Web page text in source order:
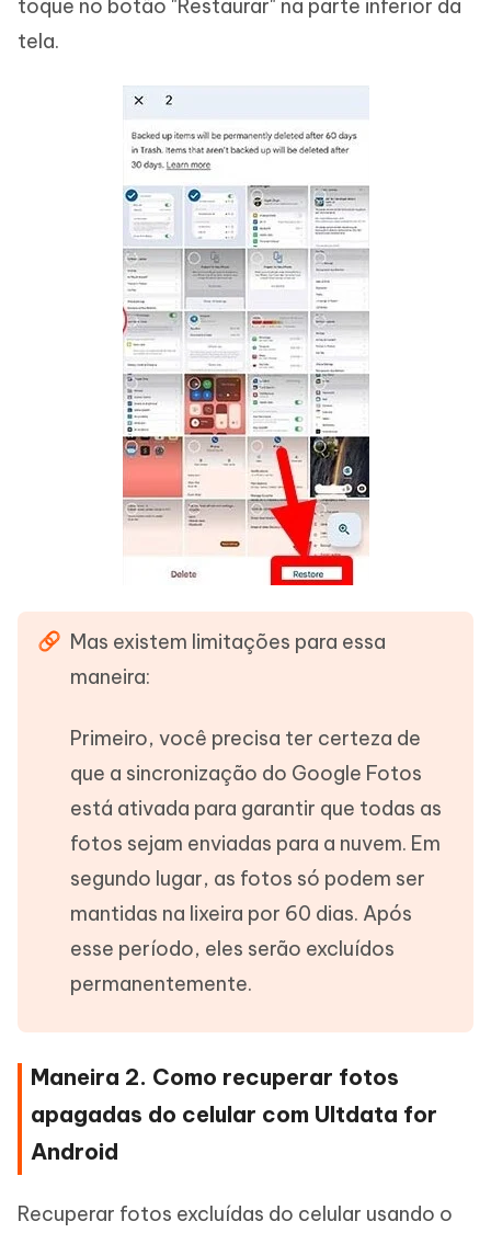
toque no botão "Restaurar" na parte inferior da
tela.
Mas existem limitações para essa
maneira:
Primeiro, você precisa ter certeza de
que a sincronização do Google Fotos
está ativada para garantir que todas as
fotos sejam enviadas para a nuvem. Em
segundo lugar, as fotos só podem ser
mantidas na lixeira por 60 dias. Após
esse período, eles serão excluídos
permanentemente.
Maneira 2. Como recuperar fotos
apagadas do celular com Ultdata for
Android
Recuperar fotos excluídas do celular usando o